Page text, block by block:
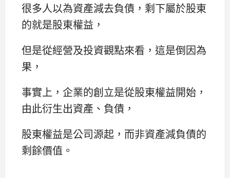
很多人以為資產減去負債，剩下屬於股東
的就是股東權益，
但是從經營及投資觀點來看，這是倒因為
果，
事實上，企業的創立是從股東權益開始，
由此衍生出資產、負債，
股東權益是公司源起，而非資產減負債的
剩餘價值。